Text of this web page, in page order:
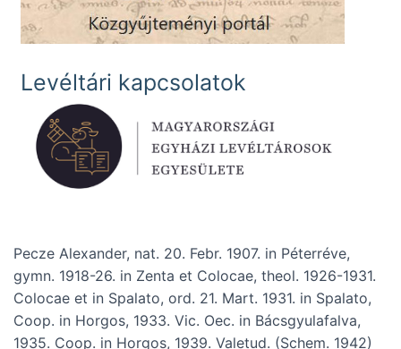
Levéltári kapcsolatok
Pecze Alexander, nat. 20. Febr. 1907. in Péterréve,
gymn. 1918-26. in Zenta et Colocae, theol. 1926-1931.
Colocae et in Spalato, ord. 21. Mart. 1931. in Spalato,
Coop. in Horgos, 1933. Vic. Oec. in Bácsgyulafalva,
1935. Coop. in Horgos, 1939. Valetud. (Schem. 1942)